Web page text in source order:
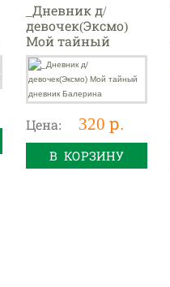
_Дневник д/
девочек(Эксмо)
Мой тайный
дневник
Балерина
Цена: 320 р.
В КОРЗИНУ